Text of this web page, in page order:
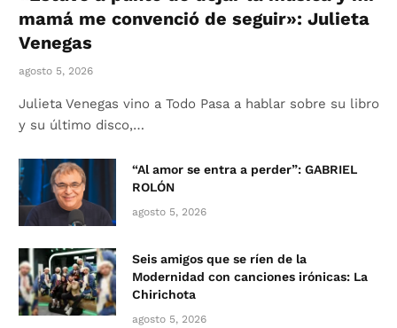
mamá me convenció de seguir»: Julieta
Venegas
agosto 5, 2026
Julieta Venegas vino a Todo Pasa a hablar sobre su libro
y su último disco,…
“Al amor se entra a perder”: GABRIEL
ROLÓN
agosto 5, 2026
Seis amigos que se ríen de la
Modernidad con canciones irónicas: La
Chirichota
agosto 5, 2026